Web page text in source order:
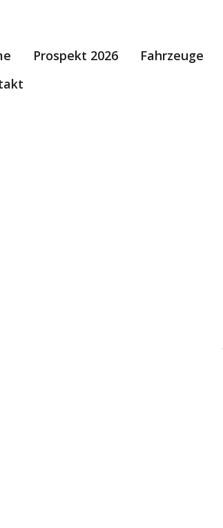
Prospekt 2026 Fahrzeuge